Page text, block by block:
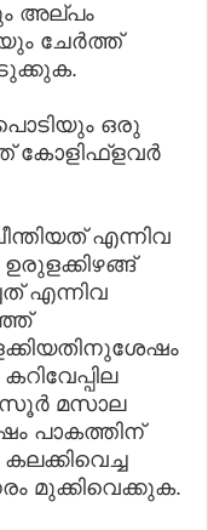
അല്പം
ചേര്‍ത്ത്
ഒരു
കോളിഫ്‌ളവര്‍
എന്നിവ
ഉരുളക്കിഴങ്ങ്
എന്നിവ
മസാല
പാകത്തിന്
മുക്കിവെക്കുക.